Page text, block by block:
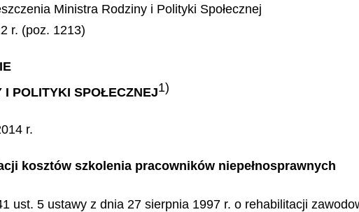
Ministra Rodziny i Polityki Społecznej
r. (poz. 1213)
I POLITYKI SPOŁECZNEJ1)
r.
kosztów szkolenia pracowników niepełnosprawnych
ust. 5 ustawy z dnia 27 sierpnia 1997 r. o rehabilitacji